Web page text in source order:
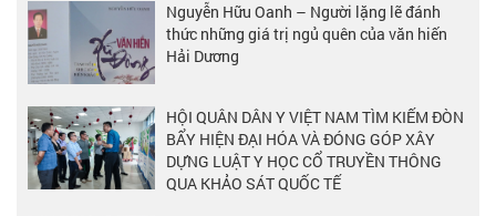
Nguyễn Hữu Oanh – Người lặng lẽ đánh
thức những giá trị ngủ quên của văn hiến
Hải Dương
HỘI QUÂN DÂN Y VIỆT NAM TÌM KIẾM ĐÒN
BẨY HIỆN ĐẠI HÓA VÀ ĐÓNG GÓP XÂY
DỰNG LUẬT Y HỌC CỔ TRUYỀN THÔNG
QUA KHẢO SÁT QUỐC TẾ